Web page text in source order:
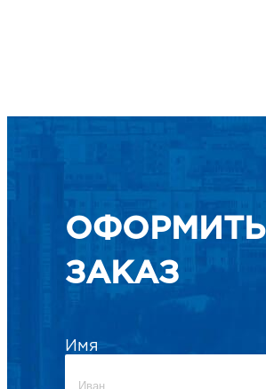
ОФОРМИТЬ
ЗАКАЗ
Имя